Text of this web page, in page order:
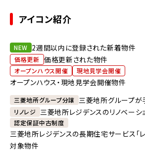
アイコン紹介
NEW 2週間以内に登録された新着物件
価格更新 価格更新された物件
オープンハウス開催 現地見学会開催
オープンハウス・現地見学会開催物件
三菱地所グループ分譲 三菱地所グループが
リノレジ 三菱地所レジデンスのリノベーシ
認定保証中古制度
三菱地所レジデンスの長期住宅サービス「
対象物件